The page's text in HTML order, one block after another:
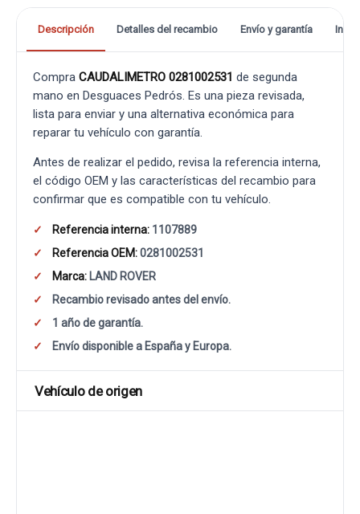
Descripción Detalles del recambio Envío y garantía
Compra CAUDALIMETRO 0281002531 de segunda
mano en Desguaces Pedrós. Es una pieza revisada,
lista para enviar y una alternativa económica para
reparar tu vehículo con garantía.
Antes de realizar el pedido, revisa la referencia interna,
el código OEM y las características del recambio para
confirmar que es compatible con tu vehículo.
Referencia interna: 1107889
Referencia OEM:0281002531
Marca: LAND ROVER
Recambio revisado antes del envío.
1 año de garantía.
Envío disponible a España y Europa.
Vehículo de origen